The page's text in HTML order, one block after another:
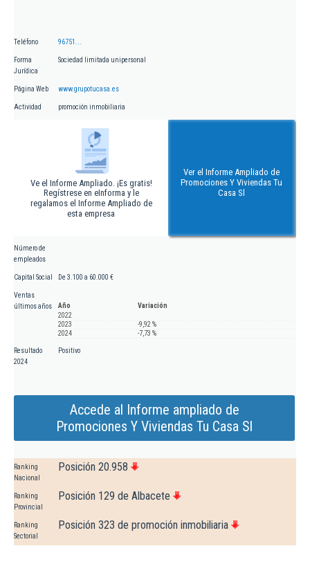
Teléfono 96751...
Forma
Jurídica
Sociedad limitada unipersonal
Página Web www.grupotucasa.es
Actividad promoción inmobiliaria
Ve el Informe Ampliado. ¡Es gratis!
Regístrese en eInforma y le
regalamos el Informe Ampliado de
esta empresa
Ver el Informe Ampliado de
Promociones Y Viviendas Tu
Casa Sl
Número de
empleados
Capital Social De 3.100 a 60.000 €
Ventas
últimos años
Año
Variación
2022
2023
-9,92 %
2024
-7,73 %
Resultado
2024
Positivo
Accede al Informe ampliado de
Promociones Y Viviendas Tu Casa Sl
Ranking
Nacional
Posición 20.958
Ranking
Provincial
Posición 129 de Albacete
Ranking
Sectorial
Posición 323 de promoción inmobiliaria